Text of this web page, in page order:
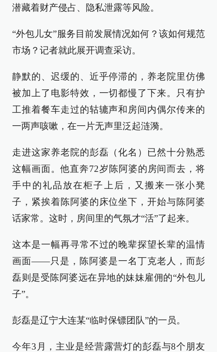
潜藏着财产侵占、隐私泄露等风险。
“外包儿女”服务目前发展情况如何？该如何规范
市场？记者就此展开调查采访。
静默的、迟缓的、近乎停滞的，养老院里仿佛
被加上了电影特效，一切都慢了下来。只有护
工推着餐车走过的轱辘声和房间内偶尔传来的
一两声咳嗽，在一片无声里泛起涟漪。
走进这家养老院的彭磊（化名）已然十分熟悉
这幅画面。他直奔72岁陈阿婆的房间而去，将
手中的礼品放在柜子上后，又搬来一张小凳
子，紧挨着陈阿婆的床位坐下，开始与陈阿婆
话家常。这时，房间里的气氛才“活”了起来。
这本是一幅再寻常不过的晚辈探望长辈的温情
画面——只是，陈阿婆是一名丁克老人，而彭
磊则是受陈阿婆远在异地的妹妹雇佣的“外包儿
子”。
彭磊是辽宁大连某“临时保镖团队”的一员。
今年3月，主业是经营露营灯的彭磊与8个朋友